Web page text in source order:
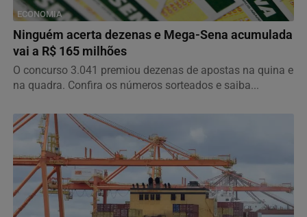
ECONOMIA
Ninguém acerta dezenas e Mega-Sena acumulada
vai a R$ 165 milhões
O concurso 3.041 premiou dezenas de apostas na quina e
na quadra. Confira os números sorteados e saiba...